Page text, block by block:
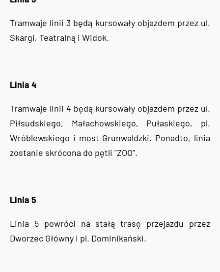
Tramwaje linii 3 będą kursowały objazdem przez ul.
Skargi, Teatralną i Widok.
Linia 4
Tramwaje linii 4 będą kursowały objazdem przez ul.
Piłsudskiego, Małachowskiego, Pułaskiego, pl.
Wróblewskiego i most Grunwaldzki. Ponadto, linia
zostanie skrócona do pętli "ZOO".
Linia 5
Linia 5 powróci na stałą trasę przejazdu przez
Dworzec Główny i pl. Dominikański.